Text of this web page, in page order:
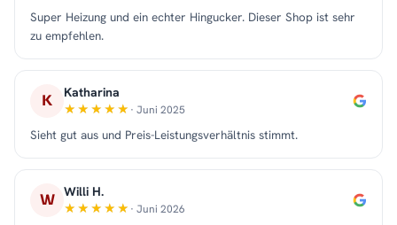
Super Heizung und ein echter Hingucker. Dieser Shop ist sehr
zu empfehlen.
K Katharina
· Juni 2025
Sieht gut aus und Preis-Leistungsverhältnis stimmt.
W Willi H.
· Juni 2026